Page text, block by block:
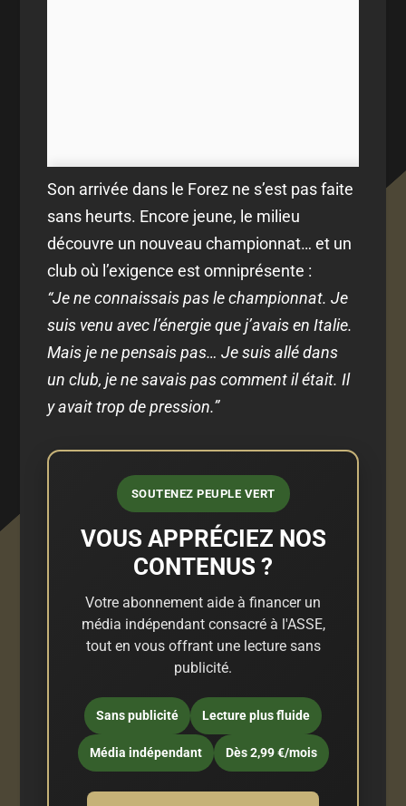
Son arrivée dans le Forez ne s’est pas faite
sans heurts. Encore jeune, le milieu
découvre un nouveau championnat… et un
club où l’exigence est omniprésente :
“Je ne connaissais pas le championnat. Je
suis venu avec l’énergie que j’avais en Italie.
Mais je ne pensais pas… Je suis allé dans
un club, je ne savais pas comment il était. Il
y avait trop de pression.”
SOUTENEZ PEUPLE VERT
VOUS APPRÉCIEZ NOS
CONTENUS ?
Votre abonnement aide à financer un
média indépendant consacré à l'ASSE,
tout en vous offrant une lecture sans
publicité.
Sans publicité Lecture plus fluide
Média indépendant Dès 2,99 €/mois